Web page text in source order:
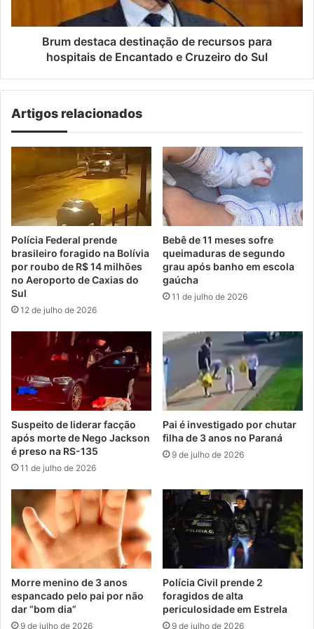
Encantado
Cruzeiro
Brum destaca destinação de recursos para
hospitais de Encantado e Cruzeiro do Sul
Artigos relacionados
Polícia Federal prende
brasileiro foragido na Bolívia
por roubo de R$ 14 milhões
no Aeroporto de Caxias do
Sul
12 de julho de 2026
Bebê de 11 meses sofre
queimaduras de segundo
grau após banho em escola
gaúcha
11 de julho de 2026
Suspeito de liderar facção
após morte de Nego Jackson
é preso na RS-135
11 de julho de 2026
Pai é investigado por chutar
filha de 3 anos no Paraná
9 de julho de 2026
Morre menino de 3 anos
espancado pelo pai por não
dar “bom dia”
9 de julho de 2026
Polícia Civil prende 2
foragidos de alta
periculosidade em Estrela
9 de julho de 2026